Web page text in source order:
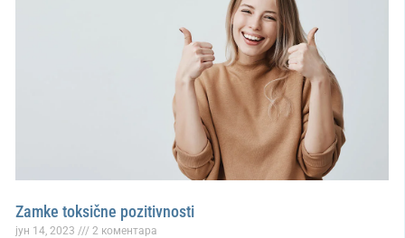
Zamke toksične pozitivnosti
јун 14, 2023 2 коментара